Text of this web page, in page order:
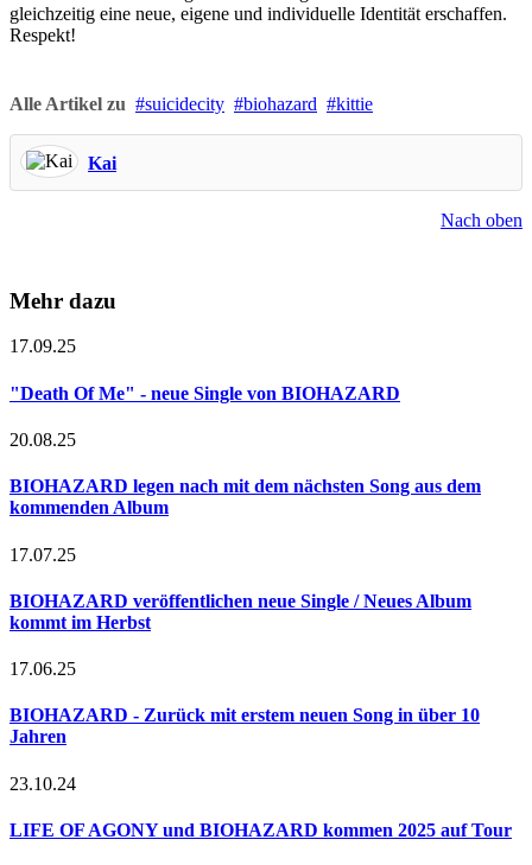
gleichzeitig eine neue, eigene und individuelle Identität erschaffen.
Respekt!
Alle Artikel zu suicidecity biohazard kittie
Kai
Nach oben
Mehr dazu
17.09.25
"Death Of Me" - neue Single von BIOHAZARD
20.08.25
BIOHAZARD legen nach mit dem nächsten Song aus dem
kommenden Album
17.07.25
BIOHAZARD veröffentlichen neue Single / Neues Album
kommt im Herbst
17.06.25
BIOHAZARD - Zurück mit erstem neuen Song in über 10
Jahren
23.10.24
LIFE OF AGONY und BIOHAZARD kommen 2025 auf Tour